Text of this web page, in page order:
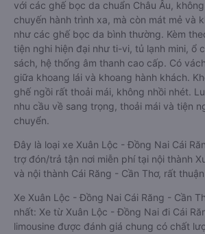
với các ghế bọc da chuẩn Châu Âu,
chuyến hành trình xa, mà còn mát mẻ và
như các ghế bọc da bình thường. Kèm
tiện nghi hiện đại như ti-vi, tủ lạnh mini, ổ
sách, hệ thống âm thanh cao cấp. Có
giữa khoang lái và khoang hành khách.
ghế ngồi rất thoải mái, không nhồi nhét.
nhu cầu về sang trọng, thoải mái và tiện
chuyển.
Đây là loại xe Xuân Lộc - Đồng Nai Cái
trợ đón/trả tận nơi miễn phí tại nội thành
và nội thành Cái Răng - Cần Thơ, rất
Xe Xuân Lộc - Đồng Nai Cái Răng - Cần
nhất: Xe từ Xuân Lộc - Đồng Nai đi Cái
limousine được đánh giá chung có chất